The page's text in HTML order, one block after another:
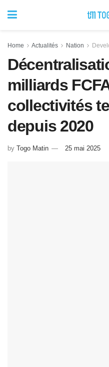
Home Actualités Nation
milliards
collectivités
depuis 2020
by Togo Matin 25 mai 2025